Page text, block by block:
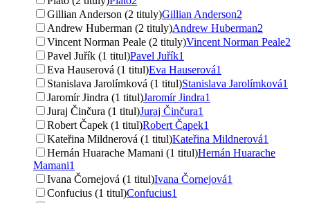
Gillian Anderson (2 tituly)Gillian Anderson2
Andrew Huberman (2 tituly)Andrew Huberman2
Vincent Norman Peale (2 tituly)Vincent Norman Peale2
Pavel Juřík (1 titul)Pavel Juřík1
Eva Hauserová (1 titul)Eva Hauserová1
Stanislava Jarolímková (1 titul)Stanislava Jarolímková1
Jaromír Jindra (1 titul)Jaromír Jindra1
Juraj Činčura (1 titul)Juraj Činčura1
Robert Čapek (1 titul)Robert Čapek1
Kateřina Mildnerová (1 titul)Kateřina Mildnerová1
Hernán Huarache Mamani (1 titul)Hernán Huarache
Mamani1
Ivana Čornejová (1 titul)Ivana Čornejová1
Confucius (1 titul)Confucius1